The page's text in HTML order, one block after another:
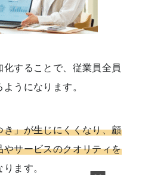
することで、従業員全員
うになります。
き」が生じにくくなり、顧
サービスのクオリティを
ます。